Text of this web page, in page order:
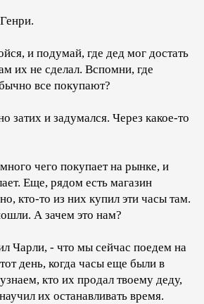
и подумай, где дед мог достать
их не сделал. Вспомни, где
все покупают?
затих и задумался. Через какое-то
чего покупает на рынке, и
Еще, рядом есть магазин
кто-то из них купил эти часы там.
А зачем это нам?
Чарли, - что мы сейчас поедем на
день, когда часы еще были в
кто их продал твоему деду,
их останавливать время.